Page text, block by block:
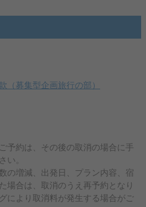
（募集型企画旅行の部）
予約は、その後の取消の場合に手
い。
の増減、出発日、プラン内容、宿
場合は、取消のうえ再予約となり
により取消料が発生する場合がご